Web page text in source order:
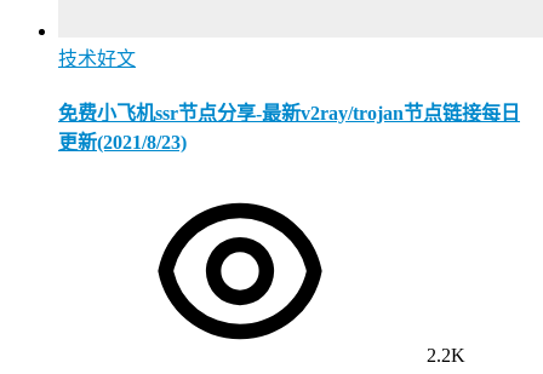
技术好文
免费小飞机ssr节点分享-最新v2ray/trojan节点链接每日
更新(2021/8/23)
2.2K